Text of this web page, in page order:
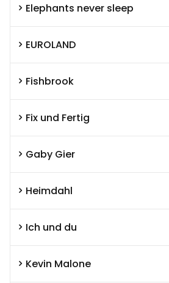
Elephants never sleep
EUROLAND
Fishbrook
Fix und Fertig
Gaby Gier
Heimdahl
Ich und du
Kevin Malone